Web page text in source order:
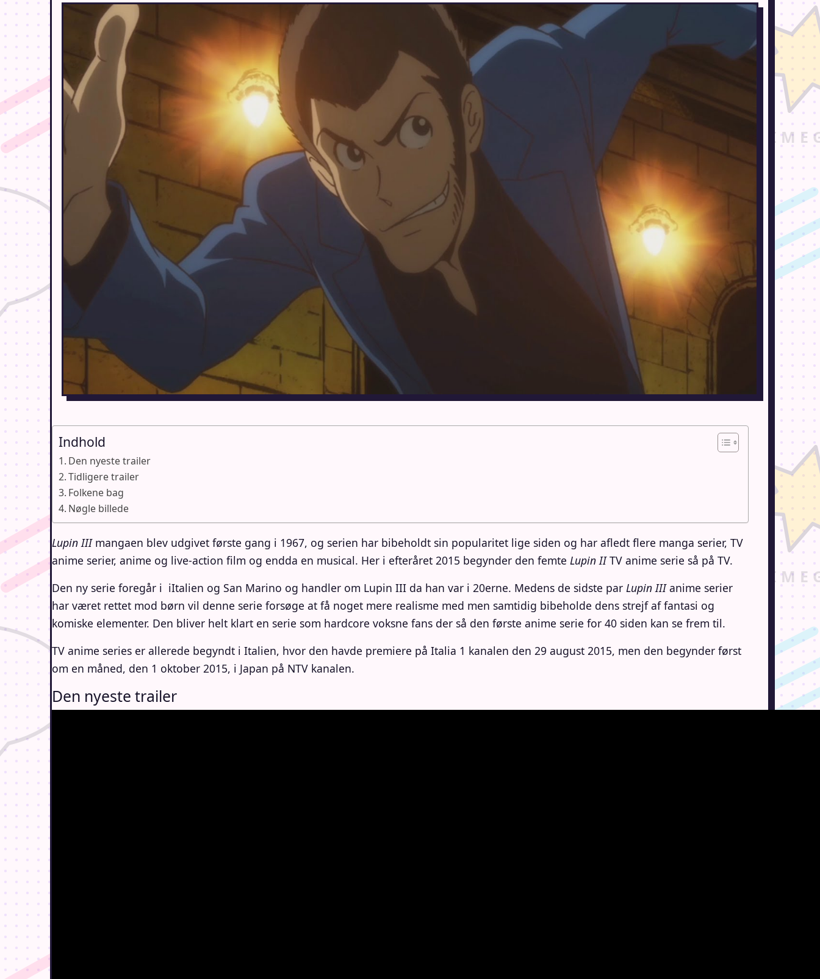
Indhold
Den nyeste trailer
Tidligere trailer
Folkene bag
Nøgle billede
Lupin III mangaen blev udgivet første gang i 1967, og serien har bibeholdt sin popularitet lige siden og har afledt flere manga serier, TV
anime serier, anime og live-action film og endda en musical. Her i efteråret 2015 begynder den femte Lupin IITV anime serie så på TV.
Den ny serie foregår i iItalien og San Marino og handler om Lupin III da han var i 20erne. Medens de sidste par Lupin IIIanime serier
har været rettet mod børn vil denne serie forsøge at få noget mere realisme med men samtidig bibeholde dens strejf af fantasi og
komiske elementer. Den bliver helt klart en serie som hardcore voksne fans der så den første anime serie for 40 siden kan se frem til.
TV anime series er allerede begyndt i Italien, hvor den havde premiere på Italia 1 kanalen den 29 august 2015, men den begynder først
om en måned, den 1 oktober 2015, i Japan på NTV kanalen.
Den nyeste trailer